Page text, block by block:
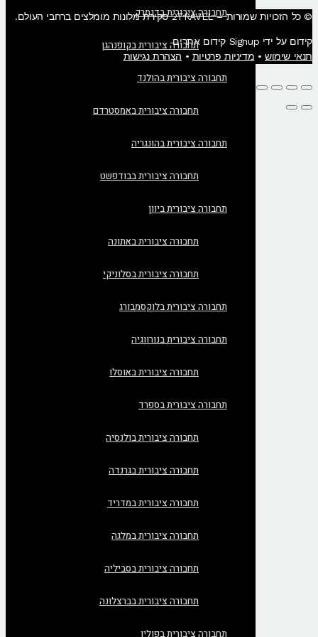
תחבורה ציבורית בדנמרק
תחבורה ציבורית בקופנהגן
תחבורה ציבורית בהולנד
תחבורה ציבורית באמסטרדם
תחבורה ציבורית בהונגריה
תחבורה ציבורית בבודפשט
תחבורה ציבורית ביוון
תחבורה ציבורית באתונה
תחבורה ציבורית בסלוניקי
תחבורה ציבורית בלוקסמבורג
תחבורה ציבורית בנורווגיה
תחבורה ציבורית באוסלו
תחבורה ציבורית בספרד
תחבורה ציבורית בולנסיה
תחבורה ציבורית בגרנדה
תחבורה ציבורית במדריד
תחבורה ציבורית במלגה
תחבורה ציבורית בסביליה
תחבורה ציבורית בברצלונה
תחבורה ציבורית בפולין
© כל הזכויות שמורות – 2TRAVEL סקירת מלונות מומלצים ברחבי העולם.
קידום על ידי Signup קידום אתרים
תנאי שימוש • מדיניות פרטיות • הצהרת נגישות